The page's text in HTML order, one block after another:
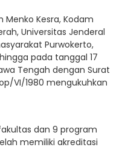
Menko Kesra, Kodam
Universitas Jenderal
Purwokerto,
pada tanggal 17
Tengah dengan Surat
VI/1980 mengukuhkan
dan 9 program
memiliki akreditasi